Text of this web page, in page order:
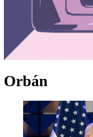
Orbán